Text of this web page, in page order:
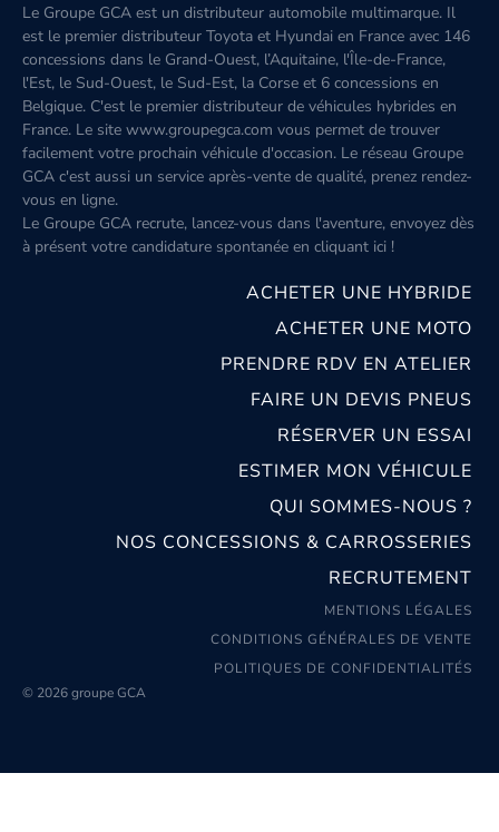
Le Groupe GCA est un distributeur automobile multimarque. Il
est le premier distributeur Toyota et Hyundai en France avec 146
concessions dans le Grand-Ouest, l’Aquitaine, l'Île-de-France,
l'Est, le Sud-Ouest, le Sud-Est, la Corse et 6 concessions en
Belgique. C'est le premier distributeur de véhicules hybrides en
France. Le site www.groupegca.com vous permet de trouver
facilement votre prochain véhicule d'occasion. Le réseau Groupe
GCA c'est aussi un service après-vente de qualité, prenez rendez-
vous en ligne.
Le Groupe GCA recrute, lancez-vous dans l'aventure, envoyez dès
à présent votre candidature spontanée en cliquant ici !
ACHETER UNE HYBRIDE
ACHETER UNE MOTO
PRENDRE RDV EN ATELIER
FAIRE UN DEVIS PNEUS
RÉSERVER UN ESSAI
ESTIMER MON VÉHICULE
QUI SOMMES-NOUS ?
NOS CONCESSIONS & CARROSSERIES
RECRUTEMENT
MENTIONS LÉGALES
CONDITIONS GÉNÉRALES DE VENTE
POLITIQUES DE CONFIDENTIALITÉS
© 2026 groupe GCA